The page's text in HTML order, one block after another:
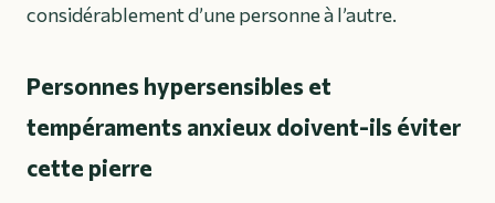
considérablement d’une personne à l’autre.
Personnes hypersensibles et
tempéraments anxieux doivent-ils éviter
cette pierre